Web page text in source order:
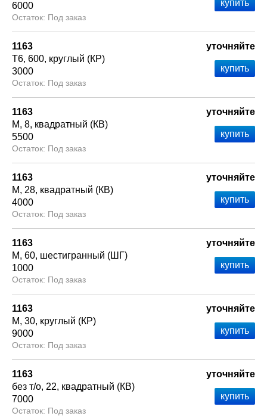
6000
Под заказ
1163
Т6 600 круглый (КР)
3000
Под заказ
уточняйте
1163
М 8 квадратный (КВ)
5500
Под заказ
уточняйте
1163
М
28 квадратный (КВ)
4000
Под заказ
уточняйте
1163
М 60 шестигранный (ШГ)
1000
Под заказ
уточняйте
1163
М 30 круглый (КР)
9000
Под заказ
уточняйте
1163
без т/о 22 квадратный (КВ)
7000
Под заказ
уточняйте